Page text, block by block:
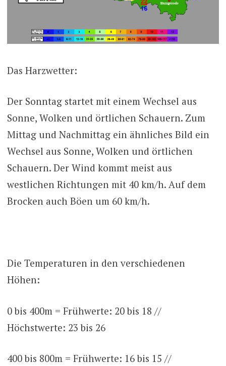
Das Harzwetter:
Der Sonntag startet mit einem Wechsel aus
Sonne, Wolken und örtlichen Schauern. Zum
Mittag und Nachmittag ein ähnliches Bild ein
Wechsel aus Sonne, Wolken und örtlichen
Schauern. Der Wind kommt meist aus
westlichen Richtungen mit 40 km/h. Auf dem
Brocken auch Böen um 60 km/h.
Die Temperaturen in den verschiedenen
Höhen:
0 bis 400m = Frühwerte: 20 bis 18 //
Höchstwerte: 23 bis 26
400 bis 800m = Frühwerte: 16 bis 15 //